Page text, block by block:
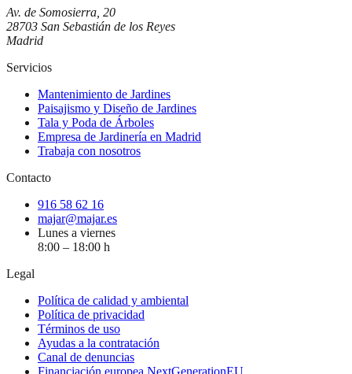
Av. de Somosierra, 20
28703 San Sebastián de los Reyes
Madrid
Servicios
Mantenimiento de Jardines
Paisajismo y Diseño de Jardines
Tala y Poda de Árboles
Empresa de Jardinería en Madrid
Trabaja con nosotros
Contacto
916 58 62 16
majar@majar.es
Lunes a viernes
8:00 – 18:00 h
Legal
Política de calidad y ambiental
Política de privacidad
Términos de uso
Ayudas a la contratación
Canal de denuncias